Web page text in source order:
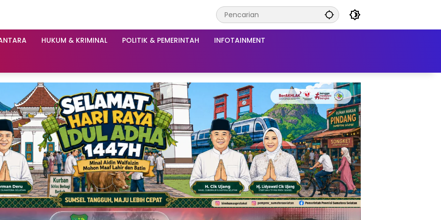
HUKUM & KRIMINAL POLITIK & PEMERINTAH INFOTAINMENT